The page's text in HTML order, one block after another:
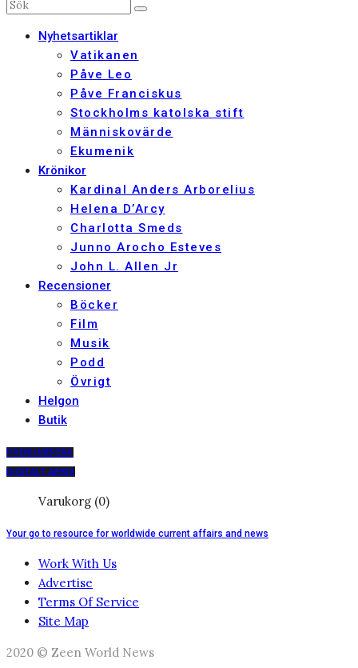
Nyhetsartiklar
Vatikanen
Påve Leo
Påve Franciskus
Stockholms katolska stift
Människovärde
Ekumenik
Krönikor
Kardinal Anders Arborelius
Helena D’Arcy
Charlotta Smeds
Junno Arocho Esteves
John L. Allen Jr
Recensioner
Böcker
Film
Musik
Podd
Övrigt
Helgon
Butik
PRENUMERERA
DIGITALT ARKIV
Varukorg (0)
Your go to resource for worldwide current affairs and news
Work With Us
Advertise
Terms Of Service
Site Map
2020 © Zeen World News